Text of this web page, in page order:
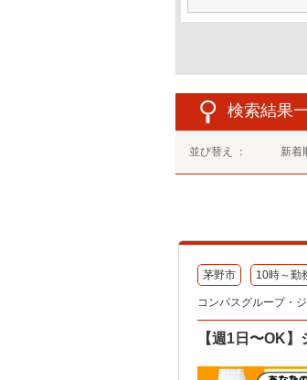
検索結果
並び替え ： 新着
茅野市 10時～勤
コンパスグループ・
【週1日〜OK